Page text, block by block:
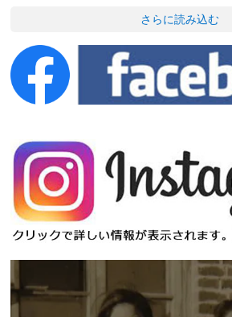
さらに読み込む